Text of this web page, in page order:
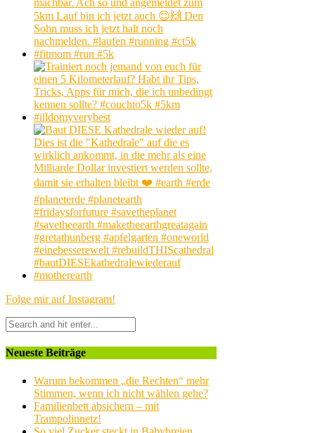
Folge mir auf Instagram!
Neueste Beiträge
Warum bekommen „die Rechten“ mehr
Stimmen, wenn ich nicht wählen gehe?
Familienbett absichern – mit
Trampolinnetz!